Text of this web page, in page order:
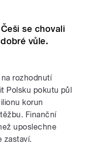
se chovali
vůle.
rozhodnutí
Polsku pokutu půl
korun
Finanční
uposlechne
zastaví.